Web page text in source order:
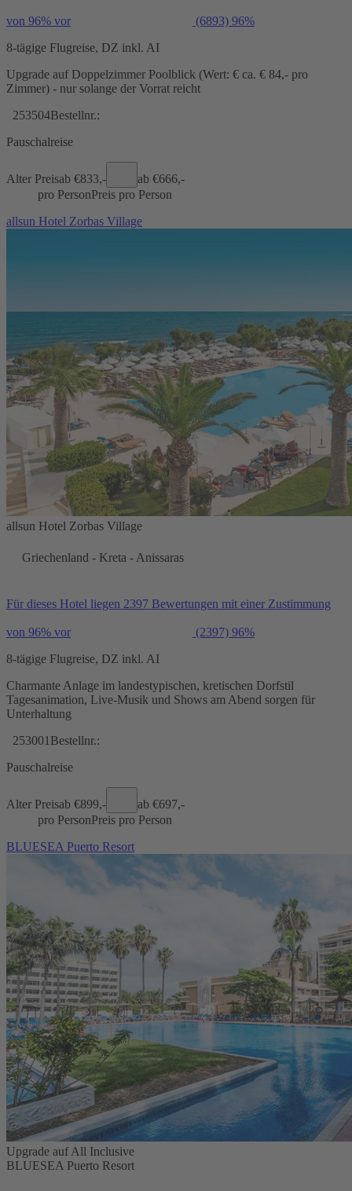
von 96% vor (6893) 96%
8-tägige Flugreise, DZ inkl. AI
Upgrade auf Doppelzimmer Poolblick (Wert: € ca. € 84,- pro
Zimmer) - nur solange der Vorrat reicht
253504Bestellnr.:
Pauschalreise
Alter Preisab €833,- ab €666,-
pro PersonPreis pro Person
allsun Hotel Zorbas Village
allsun Hotel Zorbas Village
Griechenland - Kreta - Anissaras
Für dieses Hotel liegen 2397 Bewertungen mit einer Zustimmung
von 96% vor (2397) 96%
8-tägige Flugreise, DZ inkl. AI
Charmante Anlage im landestypischen, kretischen Dorfstil
Tagesanimation, Live-Musik und Shows am Abend sorgen für
Unterhaltung
253001 Bestellnr.:
Pauschalreise
Alter Preisab €899,- ab €697,-
pro PersonPreis pro Person
BLUESEA Puerto Resort
Upgrade auf All Inclusive
BLUESEA Puerto Resort